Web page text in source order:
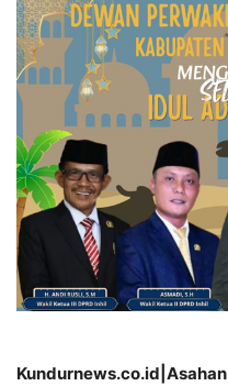
Kundurnews.co.id|Asahan